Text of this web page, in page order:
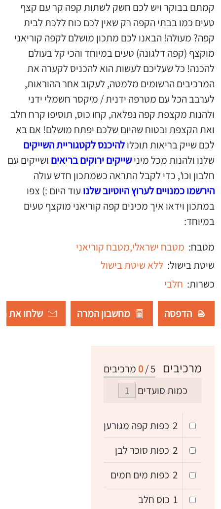
קמתם בבוקר ויש לכם חשק לשתות קפה קר עם קצף
טעים כמו בבתי הקפה רק שאין לכם כוח ללכת לבית
קפה? מעולה! הבאנו לכם מתכון מושלם לקפה קוריאני
מוקצף (קפה דלגונה) טעים במיוחד והכי קל בעולם
להכנה! כל שעליכם לעשות הוא להכניס לקערה את
המרכיבים הרשומים מלמטה, לעקוב אחר ההוראות,
לערבב הכל עם מטרפה ידנית / מיקסר חשמלי ידני
ולהנות מקצפת קפה נפלאה, קחו כוס, תוסיפו קרח חלב
ואת הקצפת ובטוח שהיום שלכם יפתח מושלם! אם בא
לכם שייק בריאות תוכלולהיכנס לקטגוריית השייקים
שלנו ולהנות מכל מינישייקים ירוקים בריאים ושייקים עם
חלבון וכו', כדי לקבל התראה כשמתכון חדש עולה
הירשמו כמנויים לערוץ היוטיוב שלנו עוד היום :) צפו
במתכון וידאו איך מכינים קפה קוריאני מוקצף טעים
במיוחד:
מטבח: מטבח ישראלי,מטבח קוריאני
שיטת בישול: ללא שיטת בישול
כשרות: חלבי
הדפסה מחשבון המרה שלחו את
5
/
0 מרכיבים מרכיבים
כמות סועדים
2 כפות קפה מגורען
2 כפות סוכר לבן
2 כפות מים חמים
1 כוס חלב